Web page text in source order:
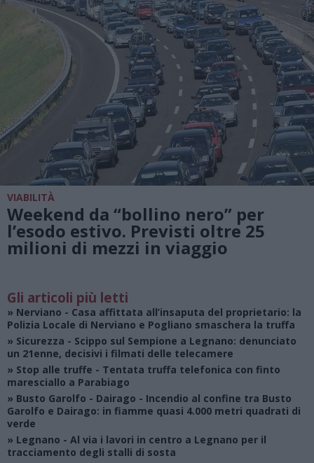
VIABILITÀ
Weekend da “bollino nero” per
l’esodo estivo. Previsti oltre 25
milioni di mezzi in viaggio
Gli articoli più letti
» Nerviano - Casa affittata all’insaputa del proprietario: la
Polizia Locale di Nerviano e Pogliano smaschera la truffa
» Sicurezza - Scippo sul Sempione a Legnano: denunciato
un 21enne, decisivi i filmati delle telecamere
» Stop alle truffe - Tentata truffa telefonica con finto
maresciallo a Parabiago
» Busto Garolfo - Dairago - Incendio al confine tra Busto
Garolfo e Dairago: in fiamme quasi 4.000 metri quadrati di
verde
» Legnano - Al via i lavori in centro a Legnano per il
tracciamento degli stalli di sosta